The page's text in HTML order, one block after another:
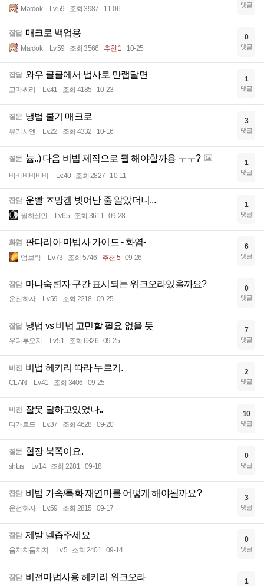
Mardok Lv.59 조회 3987 11-06 댓글
잡담 매크로 백업용
Mardok Lv.59 조회 3566 추천 1 10-25
0
댓글
잡담 와우 클클에서 법사로 만랩달면
고마씨리 Lv.41 조회 4185 10-23
1
댓글
질문 냉법 쿨기 매크로
유리시엔 Lv.22 조회 4332 10-16
3
댓글
질문 늅..) 다음 비법 제작으로 뭘 해야할까용 ㅜㅜ?
비비비비비비 Lv.40 조회 2827 10-11
1
댓글
잡담 운빨 ㅈ망겜 벗어난 줄 알았더니...
월하신인 Lv.65 조회 3611 09-28
1
댓글
화염 판다리아 마법사 가이드 - 화염-
엄브릭 Lv.73 조회 5746 추천 5 09-26
6
댓글
잡담 마나숙련자 구간 표시되는 위크오라있을까요?
운전하자 Lv.59 조회 2218 09-25
0
댓글
잡담 냉법 vs 비법 고민할 필요 없을 듯
우디루오지 Lv.51 조회 6326 09-25
7
댓글
비전 비법 헤키리 따라 누르기.
CLAN Lv.41 조회 3406 09-25
2
댓글
비전 잘못 딜하고있었나..
디카르드 Lv.37 조회 4628 09-20
10
댓글
질문 혈장 북쪽이요.
shtus Lv.14 조회 2281 09-18
0
댓글
잡담 비법 가속/특화 재연마를 어떻게 해야될까요?
운전하자 Lv.59 조회 2815 09-17
3
댓글
잡담 제발 넬즙주세요
움치치둠치치 Lv.5 조회 2401 09-14
0
댓글
잡담 비전마법사용 헤키리 위크오라 1